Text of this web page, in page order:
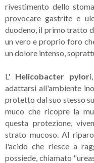
rivestimento dello
provocare gastrite e
duodeno, il primo tratto
un vero e proprio foro
un dolore intenso,
L' Helicobacter pylor
adattarsi all'ambiente
protetto dal suo stesso
muco che ricopre la
questa protezione,
strato mucoso. Al
l'acido che riesce a
possiede, chiamato